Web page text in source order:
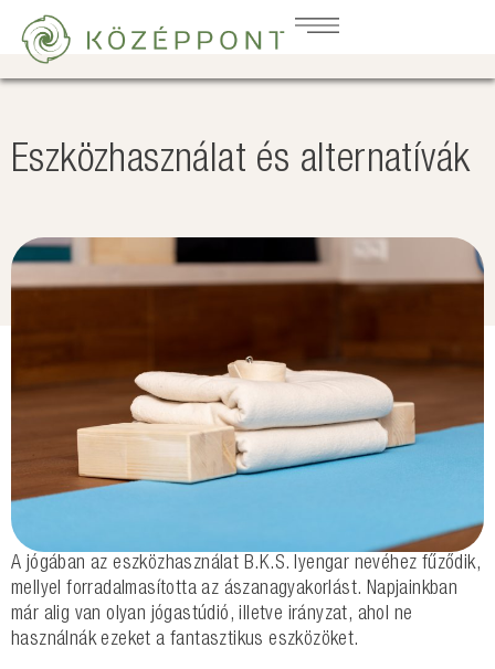
Eszközhasználat és alternatívák
A jógában az eszközhasználat B.K.S. Iyengar nevéhez fűződik,
mellyel forradalmasította az ászanagyakorlást. Napjainkban
már alig van olyan jógastúdió, illetve irányzat, ahol ne
használnák ezeket a fantasztikus eszközöket.